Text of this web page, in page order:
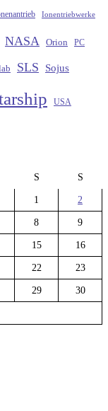
Ionentriebwerke
NASA Orion PC
SLS Sojus
USA
S S
1 2
8 9
15 16
22 23
29 30